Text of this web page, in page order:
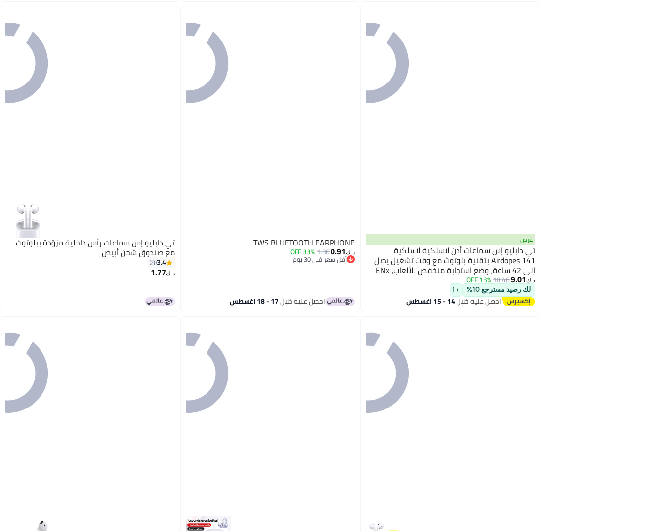
عرض
تي دابليو إس سماعات أذن لاسلكية لاسلكية
Airdopes 141 بتقنية بلوتوث مع وقت تشغيل يصل
إلى 42 ساعة، وضع استجابة منخفض للألعاب، ENx
Tech، IWP، مقاومة للماء IPX4، تحكم سلس باللمس،
لون أبيض نقي
د.ك‏9.01
10.46
13% OFF
لك رصيد مسترجع 10% + 1
احصل عليه خلال14 - 15 اغسطس
TWS BLUETOOTH EARPHONE
د.ك‏0.91
1.36
33% OFF
أقل سعر في 30 يوم
أقل سعر في 30 يوم
احصل عليه خلال17 - 18 اغسطس
تي دابليو إس سماعات رأس داخلية مزوّدة ببلوتوث
مع صندوق شحن أبيض
3.4
8
د.ك‏1.77